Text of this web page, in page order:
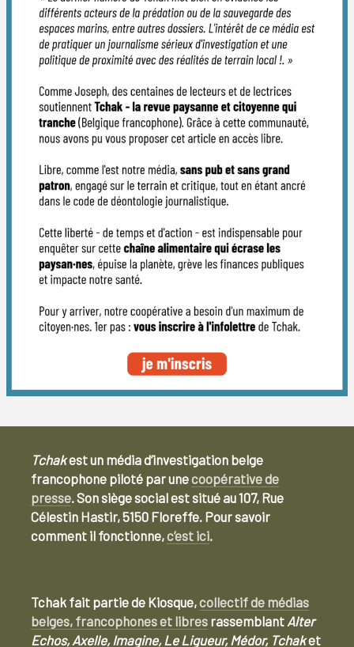
Tchakest un média d’investigation belge
francophone piloté par unecoopérative de
presse. Son siège social est situé au 107, Rue
Célestin Hastir, 5150 Floreffe. Pour savoir
comment il fonctionne,c’est ici.
Tchak fait partie de Kiosque,collectif de médias
belges, francophones et libres rassemblant Alter
Echos, Axelle, Imagine, Le Ligueur, Médor, Tchaket